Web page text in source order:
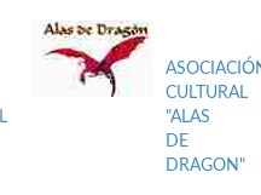
CULTURAL
"ALAS
DE
DRAGON"